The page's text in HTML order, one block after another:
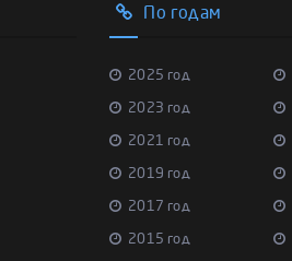
По годам
2025 год
2023 год
2021 год
2019 год
2017 год
2015 год